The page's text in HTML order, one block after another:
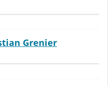
Grenier